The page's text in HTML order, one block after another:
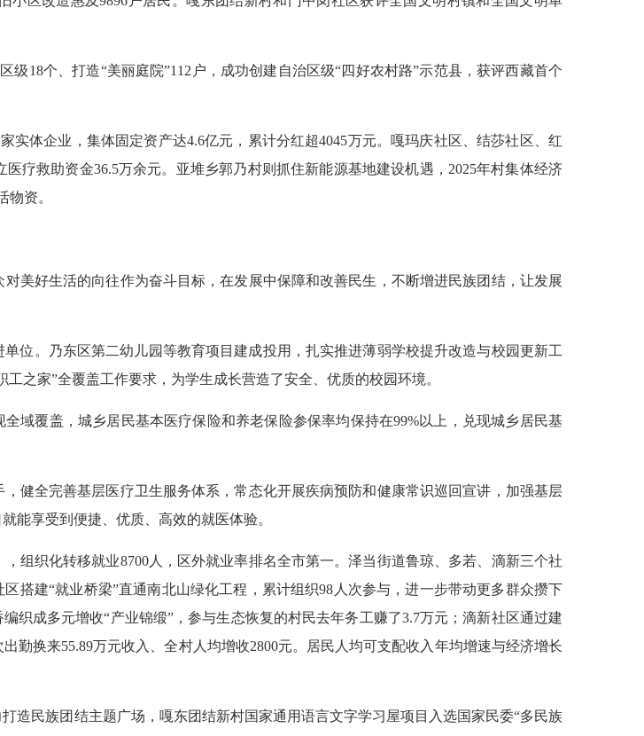
18个、打造“美丽庭院”112户，成功创建自治区级“四好农村路”示范县，获评西藏首个
实体企业，集体固定资产达4.6亿元，累计分红超4045万元。嘎玛庆社区、结莎社区、红
疗救助资金36.5万余元。亚堆乡郭乃村则抓住新能源基地建设机遇，2025年村集体经济
物资。
美好生活的向往作为奋斗目标，在发展中保障和改善民生，不断增进民族团结，让发展
位。乃东区第二幼儿园等教育项目建成投用，扎实推进薄弱学校提升改造与校园更新工
之家”全覆盖工作要求，为学生成长营造了安全、优质的校园环境。
域覆盖，城乡居民基本医疗保险和养老保险参保率均保持在99%以上，兑现城乡居民基
健全完善基层医疗卫生服务体系，常态化开展疾病预防和健康常识巡回宣讲，加强基层
能享受到便捷、优质、高效的就医体验。
组织化转移就业8700人，区外就业率排名全市第一。泽当街道鲁琼、多若、滴新三个社
建“就业桥梁”直通南北山绿化工程，累计组织98人次参与，进一步带动更多群众攒下
织成多元增收“产业锦缎”，参与生态恢复的村民去年务工赚了3.7万元；滴新社区通过建
勤换来55.89万元收入、全村人均增收2800元。居民人均可支配收入年均增速与经济增长
造民族团结主题广场，嘎东团结新村国家通用语言文字学习屋项目入选国家民委“多民族